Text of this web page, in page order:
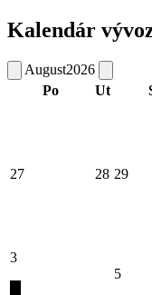
Kalendár
August2026
Po
Ut
27 28 29
3
5